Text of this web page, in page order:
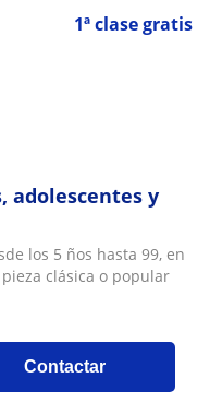
1ª clase gratis
adolescentes y
los 5 ños hasta 99, en
clásica o popular
Contactar